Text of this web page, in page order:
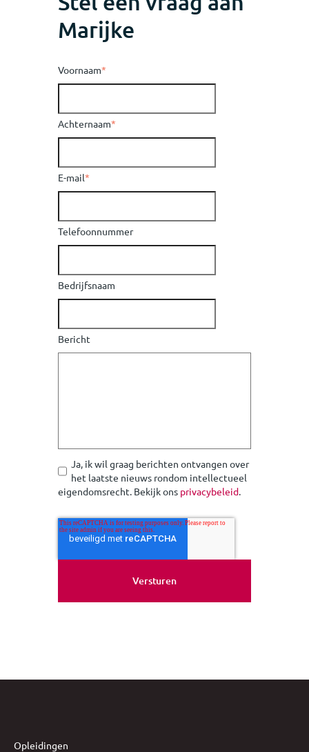
Marijke
Voornaam*
Achternaam*
E-mail*
Telefoonnummer
Bedrijfsnaam
Bericht
Ja, ik wil graag berichten ontvangen over
het laatste nieuws rondom intellectueel
eigendomsrecht. Bekijk ons privacybeleid.
Opleidingen